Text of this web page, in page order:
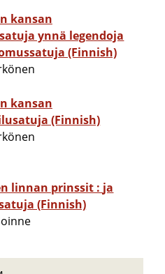
kansan
ynnä legendoja
(Finnish)
kansan
(Finnish)
linnan prinssit : ja
(Finnish)